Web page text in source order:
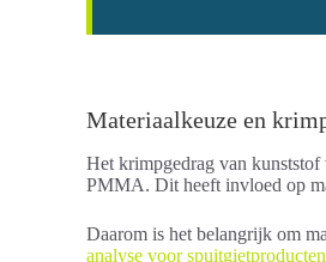
Materiaalkeuze en
Het krimpgedrag van
PMMA. Dit heeft invloed op
Daarom is het belangrijk om
analyse voor spuitgietproducten